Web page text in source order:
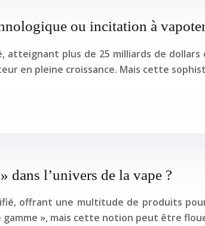
ou incitation à
atteignant plus de 25 milliards de
en pleine croissance. Mais cette
dans l’univers de la vape ?
offrant une multitude de produits
», mais cette notion peut être